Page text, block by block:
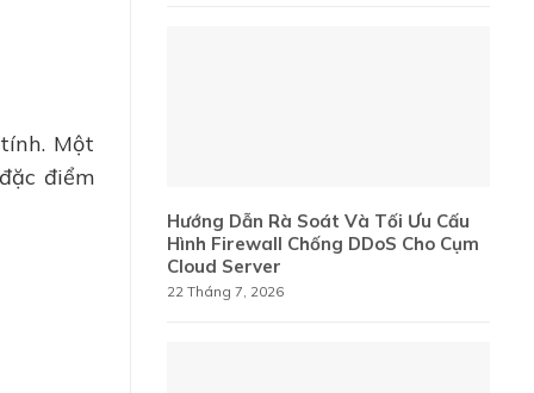
Một
điểm
Hướng Dẫn Rà Soát Và Tối Ưu Cấu
Hình Firewall Chống DDoS Cho Cụm
Cloud Server
22 Tháng 7, 2026